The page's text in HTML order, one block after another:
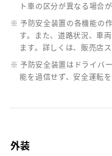
ト車の区分が異なる場合が
※ 予防安全装置の各機能の
す。また、道路状況、車
ます。詳しくは、販売店
※ 予防安全装置はドライバ
能を過信せず、安全運転
外装